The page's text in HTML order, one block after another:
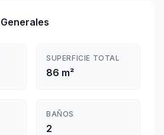
SUPERFICIE TOTAL
86 m²
BAÑOS
2